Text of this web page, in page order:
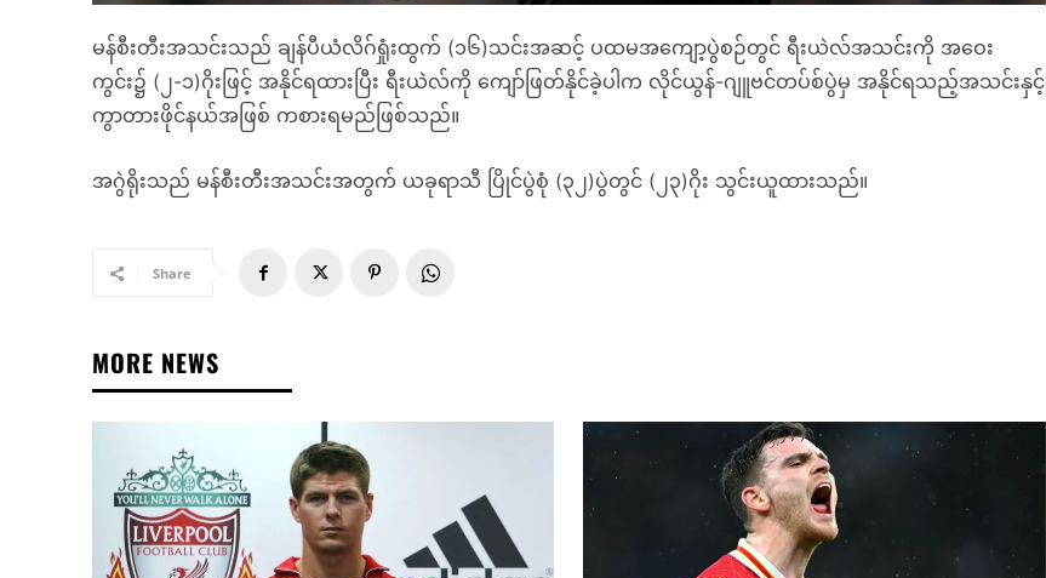
မန်စီးတီးအသင်းသည် ချန်ပီယံလိဂ်ရှုံးထွက် (၁၆)သင်းအဆင့် ပထမအကျော့ပွဲစဉ်တွင် ရီးယဲလ်အသင်းကို အဝေး
ကွင်း၌ (၂-၁)ဂိုးဖြင့် အနိုင်ရထားပြီး ရီးယဲလ်ကို ကျော်ဖြတ်နိုင်ခဲ့ပါက လိုင်ယွန်-ဂျူဗင်တပ်စ်ပွဲမှ အနိုင်ရသည့်အသင်းနှင့်
ကွာတားဖိုင်နယ်အဖြစ် ကစားရမည်ဖြစ်သည်။
အဂွဲရိုးသည် မန်စီးတီးအသင်းအတွက် ယခုရာသီ ပြိုင်ပွဲစုံ (၃၂)ပွဲတွင် (၂၃)ဂိုး သွင်းယူထားသည်။
Share
MORE NEWS